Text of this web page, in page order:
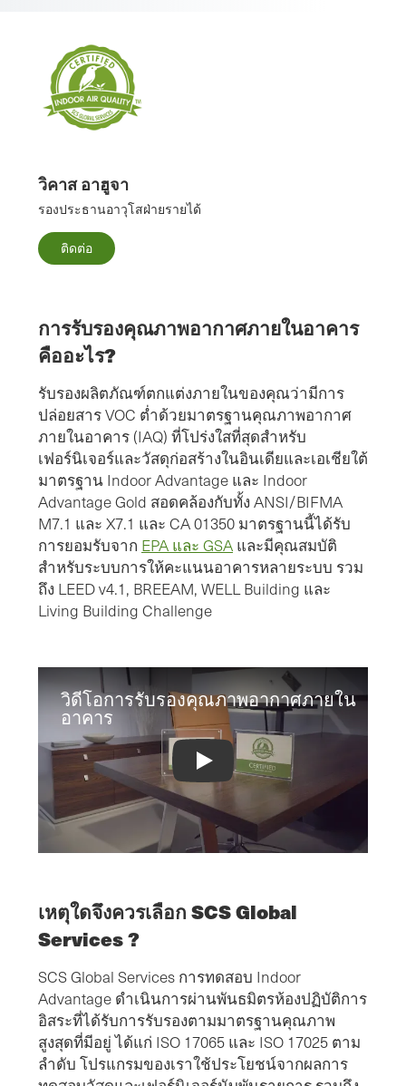
วิคาส อาฮูจา
รองประธานอาวุโสฝ่ายรายได้
ติดต่อ
การรับรองคุณภาพอากาศภายในอาคาร
คืออะไร?
รับรองผลิตภัณฑ์ตกแต่งภายในของคุณว่ามีการ
ปล่อยสาร VOC ต่ำด้วยมาตรฐานคุณภาพอากาศ
ภายในอาคาร (IAQ) ที่โปร่งใสที่สุดสำหรับ
เฟอร์นิเจอร์และวัสดุก่อสร้างในอินเดียและเอเชียใต้
มาตรฐาน Indoor Advantage และ Indoor
Advantage Gold สอดคล้องกับทั้ง ANSI/BIFMA
M7.1 และ X7.1 และ CA 01350 มาตรฐานนี้ได้รับ
การยอมรับจาก EPA และ GSA และมีคุณสมบัติ
สำหรับระบบการให้คะแนนอาคารหลายระบบ รวม
ถึง LEED v4.1, BREEAM, WELL Building และ
Living Building Challenge
วิดีโอการรับรองคุณภาพอากาศภายใน
อาคาร
Indoor Air Quality Certification Video
เหตุใดจึงควรเลือก SCS Global
Services ?
SCS Global Services การทดสอบ Indoor
Advantage ดำเนินการผ่านพันธมิตรห้องปฏิบัติการ
อิสระที่ได้รับการรับรองตามมาตรฐานคุณภาพ
สูงสุดที่มีอยู่ ได้แก่ ISO 17065 และ ISO 17025 ตาม
ลำดับ โปรแกรมของเราใช้ประโยชน์จากผลการ